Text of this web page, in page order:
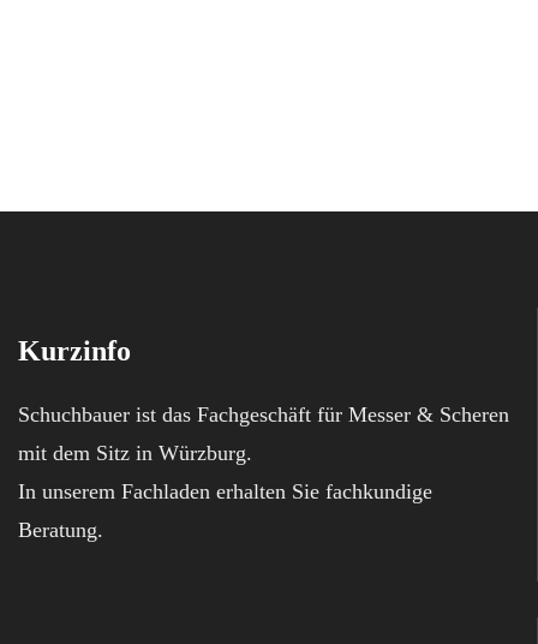
Kurzinfo
Schuchbauer ist das Fachgeschäft für Messer & Scheren
mit dem Sitz in Würzburg.
In unserem Fachladen erhalten Sie fachkundige
Beratung.